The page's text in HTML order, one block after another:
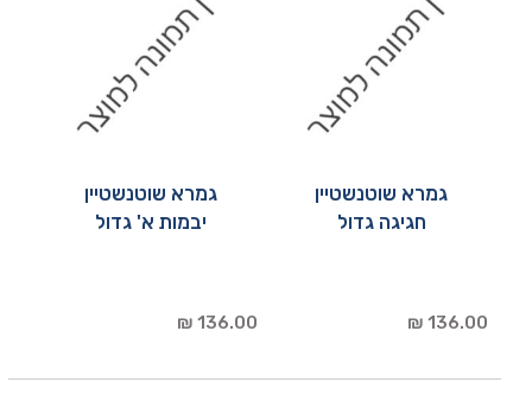
גמרא שוטנשטיין
חגיגה גדול
136.00 ₪
גמרא שוטנשטיין
יבמות א' גדול
136.00 ₪